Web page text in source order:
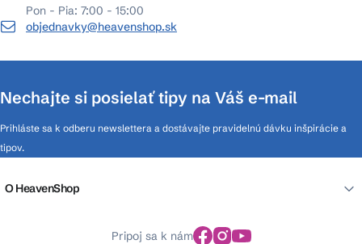
Pon - Pia: 7:00 - 15:00
objednavky@heavenshop.sk
Nechajte si posielať tipy na Váš e-mail
Prihláste sa k odberu newslettera a dostávajte pravidelnú dávku inšpirácie a
tipov.
O HeavenShop
Pripoj sa k nám